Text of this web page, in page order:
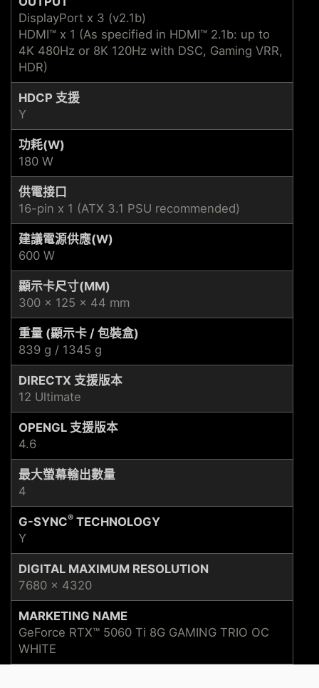
DisplayPort x 3 (v2.1b)
HDMI™ x 1 (As specified in HDMI™ 2.1b: up to
4K 480Hz or 8K 120Hz with DSC, Gaming VRR,
HDR)
HDCP 支援
Y
功耗(W)
180 W
供電接口
16-pin x 1 (ATX 3.1 PSU recommended)
建議電源供應(W)
600 W
顯示卡尺寸(MM)
300 x 125 x 44 mm
重量 (顯示卡 / 包裝盒)
839 g / 1345 g
DIRECTX 支援版本
12 Ultimate
OPENGL 支援版本
4.6
最大螢幕輸出數量
4
G-SYNC® TECHNOLOGY
Y
DIGITAL MAXIMUM RESOLUTION
7680 x 4320
MARKETING NAME
GeForce RTX™ 5060 Ti 8G GAMING TRIO OC
WHITE